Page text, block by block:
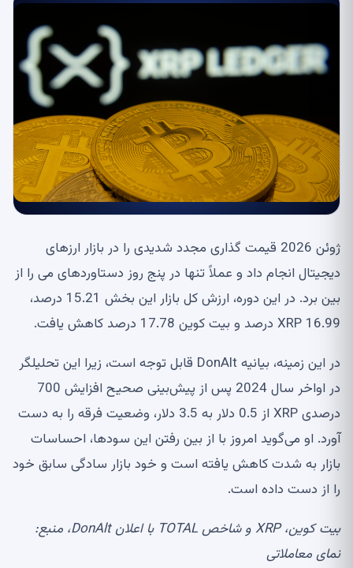
ژوئن 2026 قیمت گذاری مجدد شدیدی را در بازار ارزهای
دیجیتال انجام داد و عملاً تنها در پنج روز دستاوردهای می را از
بین برد. در این دوره، ارزش کل بازار این بخش 15.21 درصد،
XRP 16.99 درصد و بیت کوین 17.78 درصد کاهش یافت.
در این زمینه، بیانیه DonAlt قابل توجه است، زیرا این تحلیلگر
در اواخر سال 2024 پس از پیش‌بینی صحیح افزایش 700
درصدی XRP از 0.5 دلار به 3.5 دلار، وضعیت فرقه را به دست
آورد. او می‌گوید امروز با از بین رفتن این سودها، احساسات
بازار به شدت کاهش یافته است و خود بازار سادگی سابق خود
را از دست داده است.
بیت کوین، XRP و شاخص TOTAL با اعلان DonAlt، منبع:
نمای معاملاتی